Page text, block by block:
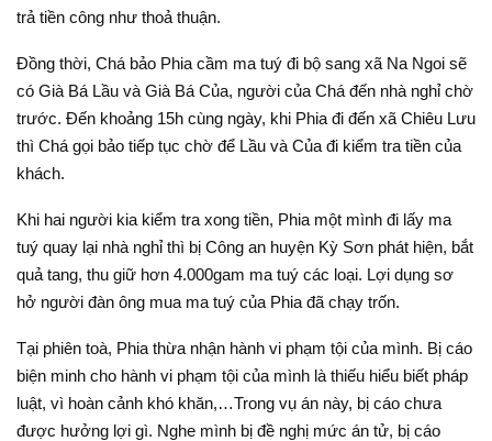
trả tiền công như thoả thuận.
Đồng thời, Chá bảo Phia cầm ma tuý đi bộ sang xã Na Ngoi sẽ
có Già Bá Lầu và Già Bá Của, người của Chá đến nhà nghỉ chờ
trước. Đến khoảng 15h cùng ngày, khi Phia đi đến xã Chiêu Lưu
thì Chá gọi bảo tiếp tục chờ để Lầu và Của đi kiểm tra tiền của
khách.
Khi hai người kia kiểm tra xong tiền, Phia một mình đi lấy ma
tuý quay lại nhà nghỉ thì bị Công an huyện Kỳ Sơn phát hiện, bắt
quả tang, thu giữ hơn 4.000gam ma tuý các loại. Lợi dụng sơ
hở người đàn ông mua ma tuý của Phia đã chạy trốn.
Tại phiên toà, Phia thừa nhận hành vi phạm tội của mình. Bị cáo
biện minh cho hành vi phạm tội của mình là thiếu hiểu biết pháp
luật, vì hoàn cảnh khó khăn,…Trong vụ án này, bị cáo chưa
được hưởng lợi gì. Nghe mình bị đề nghị mức án tử, bị cáo